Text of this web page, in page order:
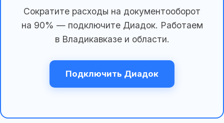
Сократите расходы на документооборот
на 90% — подключите Диадок. Работаем
в Владикавказе и области.
Подключить Диадок